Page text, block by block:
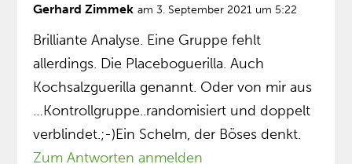
Gerhard Zimmek am 3. September 2021 um 5:22
Brilliante Analyse. Eine Gruppe fehlt
allerdings. Die Placeboguerilla. Auch
Kochsalzguerilla genannt. Oder von mir aus
…Kontrollgruppe..randomisiert und doppelt
verblindet.;-)Ein Schelm, der Böses denkt.
Zum Antworten anmelden